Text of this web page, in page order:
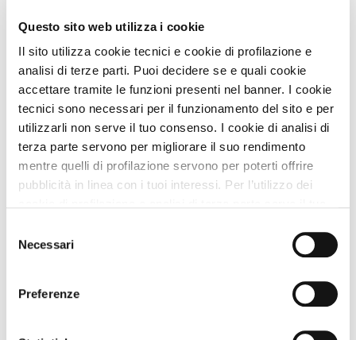
Questo sito web utilizza i cookie
Il sito utilizza cookie tecnici e cookie di profilazione e
analisi di terze parti. Puoi decidere se e quali cookie
accettare tramite le funzioni presenti nel banner. I cookie
tecnici sono necessari per il funzionamento del sito e per
utilizzarli non serve il tuo consenso. I cookie di analisi di
terza parte servono per migliorare il suo rendimento
mentre quelli di profilazione servono per poterti offrire
pubblicità in linea con i tuoi interessi. Per l’utilizzo dei
senza accettare” verranno installati solo i cookie tecnici.
Cliccando il pulsante “Accetta tutto” acconsenti all’utilizzo
di tutti i cookie. Cliccando il pulsante “mostra dettagli”
troverai le varie categorie di cookie e potrai accettare o
delNecessari
Preferenze
Itinerari A DOG
Itinerario culturale nelle Marche borghi storici e
creativi con il cane 30 Km
Grotte e aree naturali nelle Marche Frasassi e il
Furlo con il cane32 Km
Rimini città ed entroterra33 Km
Jesi i Castelli della Vallesina
Vedi tutti